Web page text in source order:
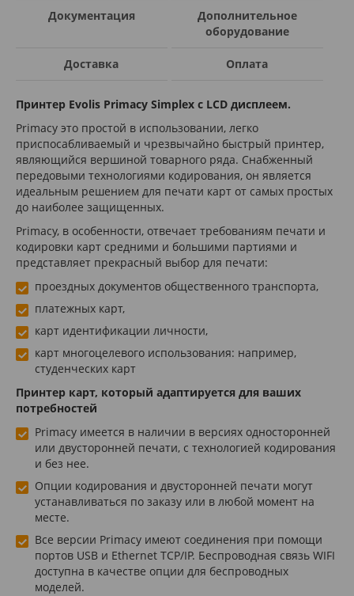
Документация
Дополнительное
оборудование
Доставка Оплата
Принтер Evolis Primacy Simplex с LCD дисплеем.
Primacy это простой в использовании, легко
приспосабливаемый и чрезвычайно быстрый принтер,
являющийся вершиной товарного ряда. Снабженный
передовыми технологиями кодирования, он является
идеальным решением для печати карт от самых простых
до наиболее защищенных.
Primacy, в особенности, отвечает требованиям печати и
кодировки карт средними и большими партиями и
представляет прекрасный выбор для печати:
проездных документов общественного транспорта,
платежных карт,
карт идентификации личности,
карт многоцелевого использования: например,
студенческих карт
Принтер карт, который адаптируется для ваших
потребностей
Primacy имеется в наличии в версиях односторонней
или двусторонней печати, с технологией кодирования
и без нее.
Опции кодирования и двусторонней печати могут
устанавливаться по заказу или в любой момент на
месте.
Все версии Primacy имеют соединения при помощи
портов USB и Ethernet TCP/IP. Беспроводная связь WIFI
доступна в качестве опции для беспроводных
моделей.